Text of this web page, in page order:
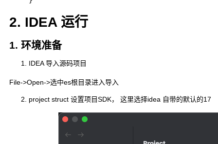
2. IDEA 运行
1. 环境准备
IDEA 导入源码项目
File->Open->选中es根目录进入导入
project struct 设置项目SDK， 这里选择idea 自带的默认的17